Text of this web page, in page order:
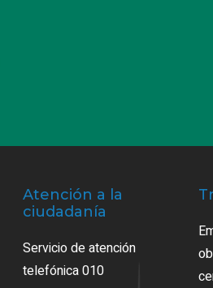
Atención a la
ciudadanía
Servicio de atención
telefónica 010